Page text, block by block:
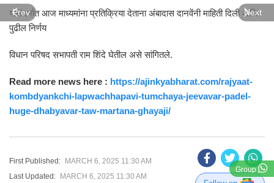
Group
यासंदर्भात आज माध्यमांना प्रतिक्रिया देताना अंबादास दानवेंनी माहिती दिली आणि
पुढील निर्णय
विधान परिषद सभापती राम शिंदे घेतील असे सांगितले.
Read more news here : https://ajinkyabharat.com/rajyaat-
kombdyankchi-lapwachhapavi-tumchaya-jeevavar-padel-
huge-dhabyavar-taw-martana-ghayaji/
First Published: MARCH 6, 2025 11:30 AM
Last Updated: MARCH 6, 2025 11:30 AM
Prev Next